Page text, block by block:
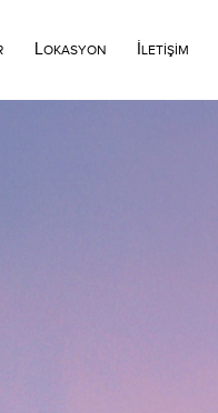
LOKASYON İLETİŞİM